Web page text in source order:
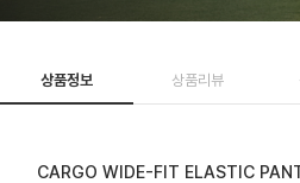
상품정보 상품리뷰
CARGO WIDE-FIT ELASTIC